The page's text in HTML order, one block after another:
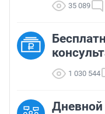
35 089
1 030 544
Дневной